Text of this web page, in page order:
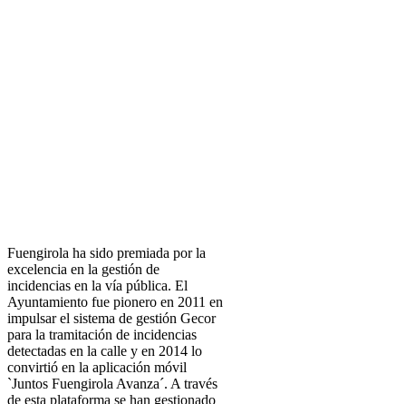
Fuengirola ha sido premiada por la
excelencia en la gestión de
incidencias en la vía pública. El
Ayuntamiento fue pionero en 2011 en
impulsar el sistema de gestión Gecor
para la tramitación de incidencias
detectadas en la calle y en 2014 lo
convirtió en la aplicación móvil
`Juntos Fuengirola Avanza´. A través
de esta plataforma se han gestionado